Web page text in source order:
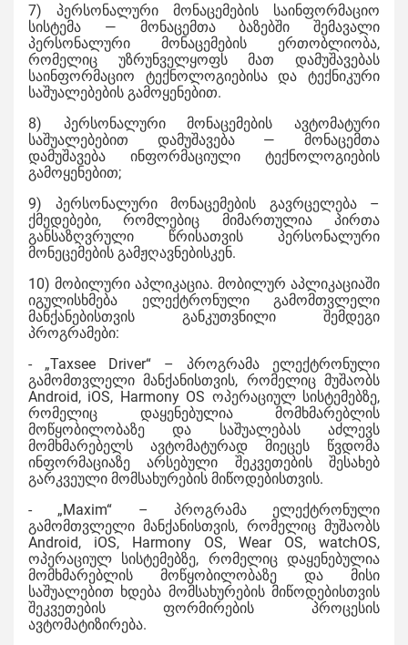
7) პერსონალური მონაცემების საინფორმაციო
სისტემა — მონაცემთა ბაზებში შემავალი
პერსონალური მონაცემების ერთობლიობა,
რომელიც უზრუნველყოფს მათ დამუშავებას
საინფორმაციო ტექნოლოგიებისა და ტექნიკური
საშუალებების გამოყენებით.
8) პერსონალური მონაცემების ავტომატური
საშუალებებით დამუშავება — მონაცემთა
დამუშავება ინფორმაციული ტექნოლოგიების
გამოყენებით;
9) პერსონალური მონაცემების გავრცელება –
ქმედებები, რომლებიც მიმართულია პირთა
განსაზღვრული წრისათვის პერსონალური
მონეცემების გამჟღავნებისკენ.
10) მობილური აპლიკაცია. მობილურ აპლიკაციაში
იგულისხმება ელექტრონული გამომთვლელი
მანქანებისთვის განკუთვნილი შემდეგი
პროგრამები:
- „Taxsee Driver“ – პროგრამა ელექტრონული
გამომთვლელი მანქანისთვის, რომელიც მუშაობს
Android, iOS, Harmony OS ოპერაციულ სისტემებზე,
რომელიც დაყენებულია მომხმარებლის
მოწყობილობაზე და საშუალებას აძლევს
მომხმარებელს ავტომატურად მიეცეს წვდომა
ინფორმაციაზე არსებული შეკვეთების შესახებ
გარკვეული მომსახურების მიწოდებისთვის.
- „Maxim“ – პროგრამა ელექტრონული
გამომთვლელი მანქანისთვის, რომელიც მუშაობს
Android, iOS, Harmony OS, Wear OS, watchOS,
ოპერაციულ სისტემებზე, რომელიც დაყენებულია
მომხმარებლის მოწყობილობაზე და მისი
საშუალებით ხდება მომსახურების მიწოდებისთვის
შეკვეთების ფორმირების პროცესის
ავტომატიზირება.